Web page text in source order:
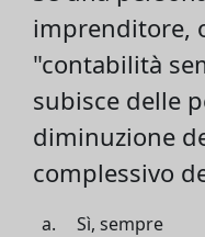
imprenditore,
"contabilità
subisce delle
diminuzione
complessivo
Sì, sempre